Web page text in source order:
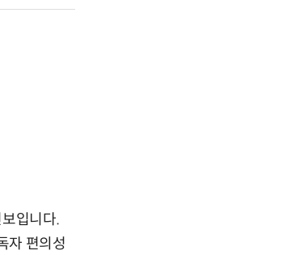
입니다.
자 편의성